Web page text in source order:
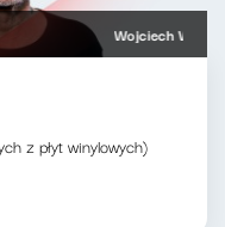
Wojciech
z płyt winylowych)